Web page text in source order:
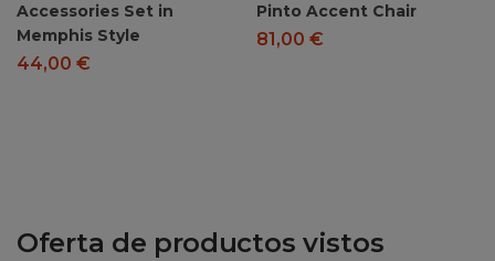
Accessories Set in
Memphis Style
44,00 €
Pinto Accent Chair
81,00 €
Oferta de productos vistos